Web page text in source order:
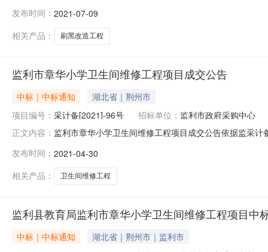
方式：139975766994、供应商（乙方）：监利市翔鸿
务要求）：90日历天3、
发布时间： 2021-07-09
相关产品：
刷黑改造工程
监利市章华小学卫生间维修工程项目成交公告
中标｜中标通知
湖北省｜荆州市
项目编号： 采计备[2021]-96号 招标单位： 监利市政府采购中心
正文内容： 监利市章华小学卫生间维修工程项目成交公告依据监采
hubei.gov.cn/）监利县公共资源交易信息网（http://
发布时间： 2021-04-30
相关产品：
卫生间维修工程
监利县教育局监利市章华小学卫生间维修工程项目中
中标｜中标通知
湖北省｜荆州市｜监利市